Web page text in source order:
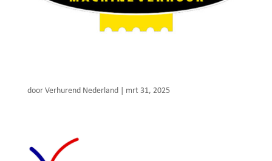
door Verhurend Nederland mrt 31, 2025